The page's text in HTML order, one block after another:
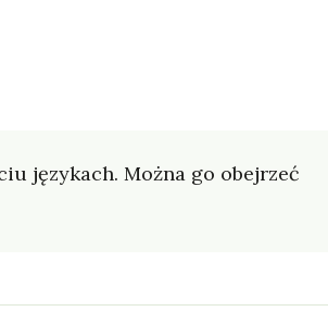
językach. Można go obejrzeć